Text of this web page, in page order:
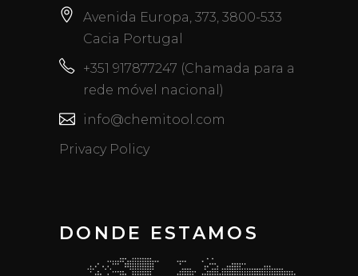
Avenida Europa, 373, 3800-533
Cacia Portugal
+351 917877247 (Chamada para a
rede móvel nacional)
info@chemitool.com
Privacy Policy
DONDE ESTAMOS